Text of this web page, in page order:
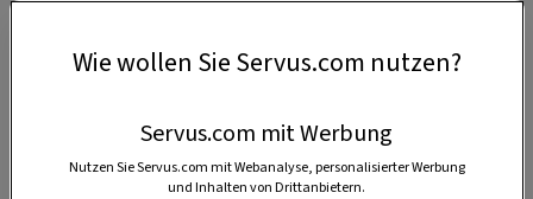
InstagramundFacebook
und mit einem
„Endlich kochen“.
Wie wollen Sie Servus.com nutzen?
Servus.com mit Werbung
Nutzen Sie Servus.com mit Webanalyse, personalisierter Werbung
und Inhalten von Drittanbietern.